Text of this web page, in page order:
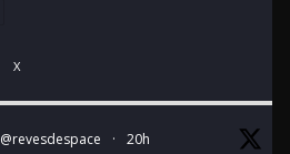
X
@revesdespace · 20h